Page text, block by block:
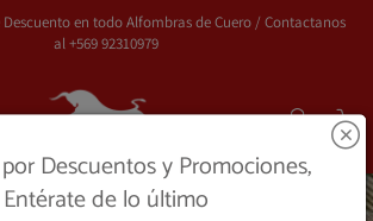
en todo Alfombras de Cuero / Contactanos
al +569 92310979
Descuentos y Promociones,
Entérate de lo último